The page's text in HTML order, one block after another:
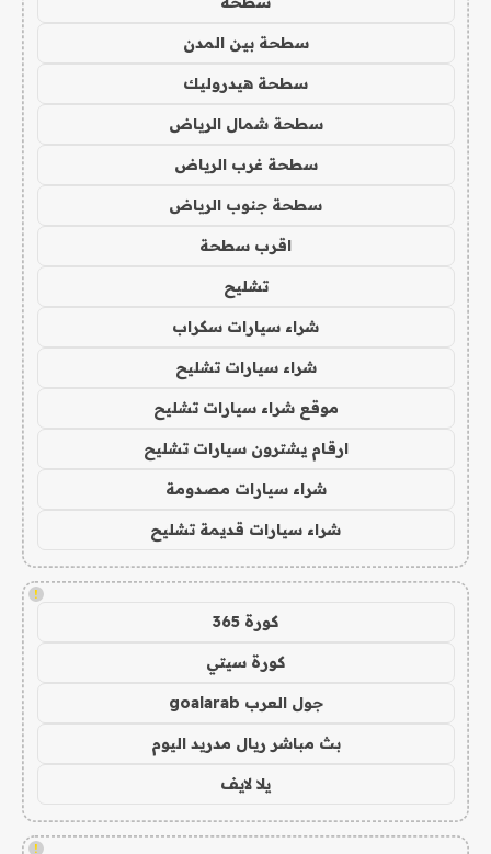
سطحة بين المدن
سطحة هيدروليك
سطحة شمال الرياض
سطحة غرب الرياض
سطحة جنوب الرياض
اقرب سطحة
تشليح
شراء سيارات سكراب
شراء سيارات تشليح
موقع شراء سيارات تشليح
ارقام يشترون سيارات تشليح
شراء سيارات مصدومة
شراء سيارات قديمة تشليح
!
كورة 365
كورة سيتي
جول العرب goalarab
بث مباشر ريال مدريد اليوم
يلا لايف
!